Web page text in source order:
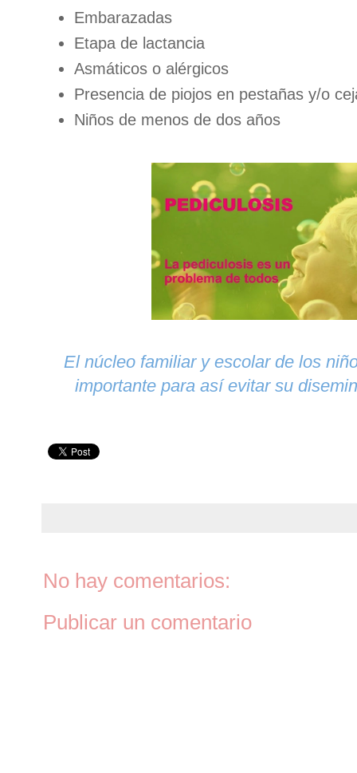
Embarazadas
Etapa de lactancia
Asmáticos o alérgicos
Presencia de piojos en pestañas y/o
Niños de menos de dos años
El núcleo familiar y escolar de los
importante para así evitar su
No hay comentarios:
Publicar un comentario